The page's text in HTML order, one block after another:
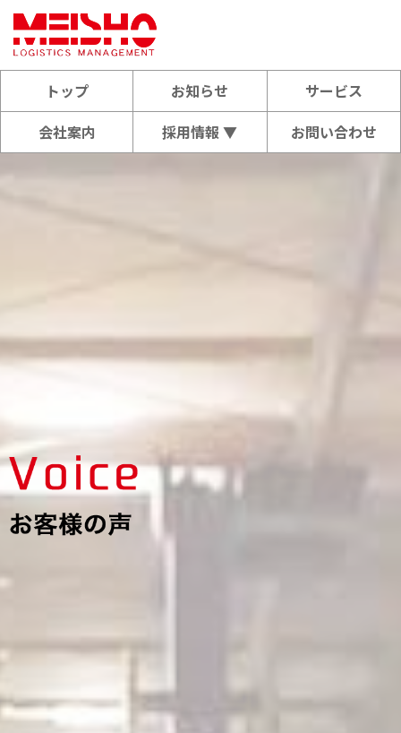
トップ お知らせ サービス
会社案内 採用情報 ▼ お問い合わせ